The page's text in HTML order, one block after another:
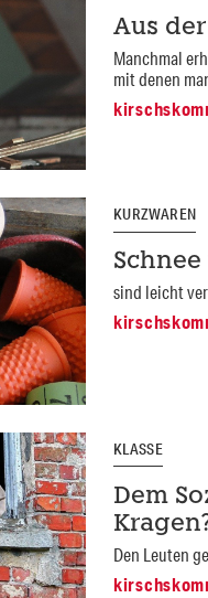
Aus
Manchmal
mit denen
KURZWAREN
sind leicht
KLASSE
Dem
Den Leuten